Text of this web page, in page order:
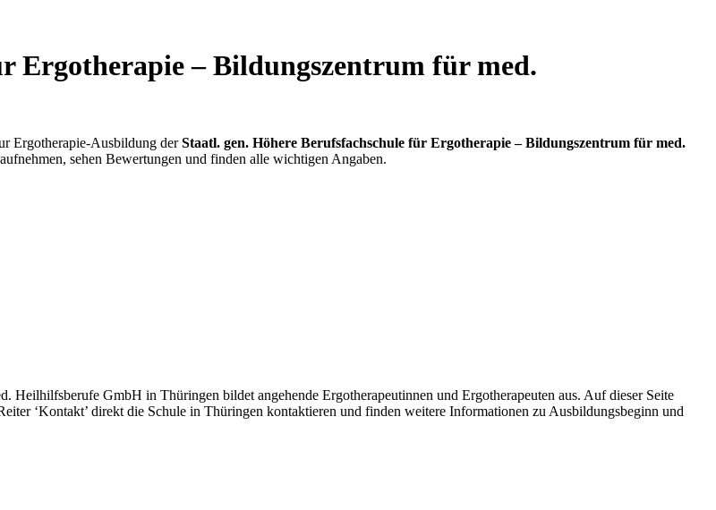
Ergotherapie – Bildungszentrum für med.
Ergotherapie-Ausbildung derStaatl. gen. Höhere Berufsfachschule für Ergotherapie – Bildungszentrum für med.
sehen Bewertungen und finden alle wichtigen Angaben.
GmbH in Thüringen bildet angehende Ergotherapeutinnen und Ergotherapeuten aus. Auf dieser Seite
‘Kontakt’ direkt die Schule in Thüringen kontaktieren und finden weitere Informationen zu Ausbildungsbeginn und